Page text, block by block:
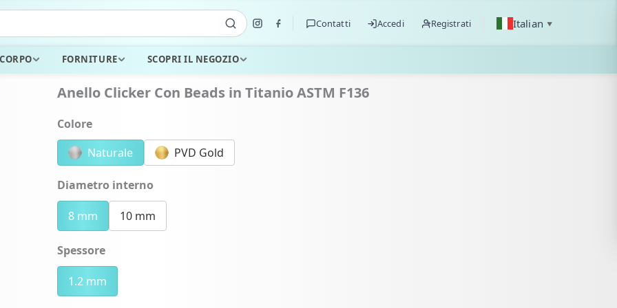
Contatti Accedi Registrati Italian ▼
FORNITURE SCOPRI IL NEGOZIO
Anello Clicker Con Beads in Titanio ASTM F136
Colore
Naturale
PVD Gold
Diametro interno
8 mm 10 mm
Spessore
1.2 mm